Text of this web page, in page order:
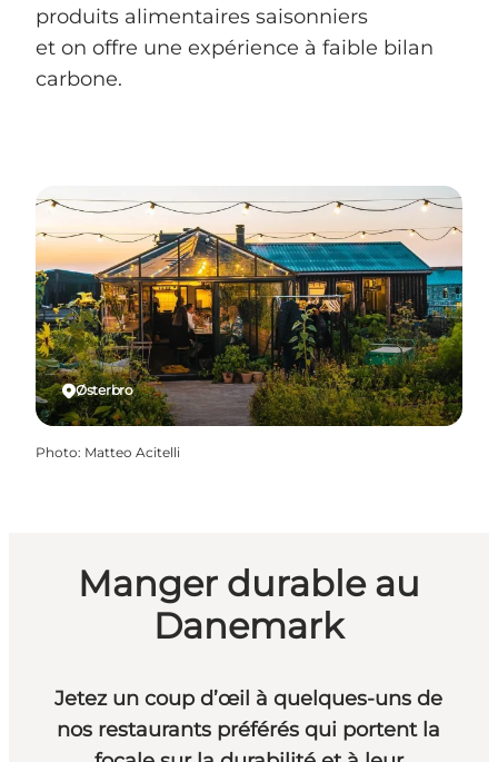
produits alimentaires saisonniers
et on offre une expérience à faible bilan
carbone.
Østerbro
Photo: Matteo Acitelli
Manger durable au
Danemark
Jetez un coup d’œil à quelques-uns de
nos restaurants préférés qui portent la